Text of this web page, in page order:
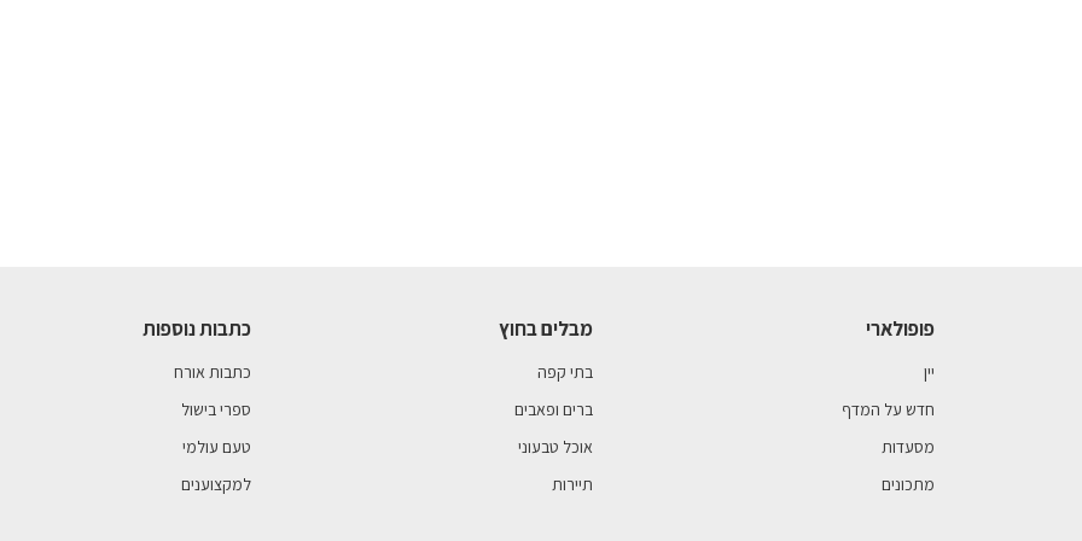
פופולארי
יין
חדש על המדף
מסעדות
מתכונים
מבלים בחוץ
בתי קפה
ברים ופאבים
אוכל טבעוני
תיירות
כתבות נוספות
כתבות אורח
ספרי בישול
טעם עולמי
למקצוענים